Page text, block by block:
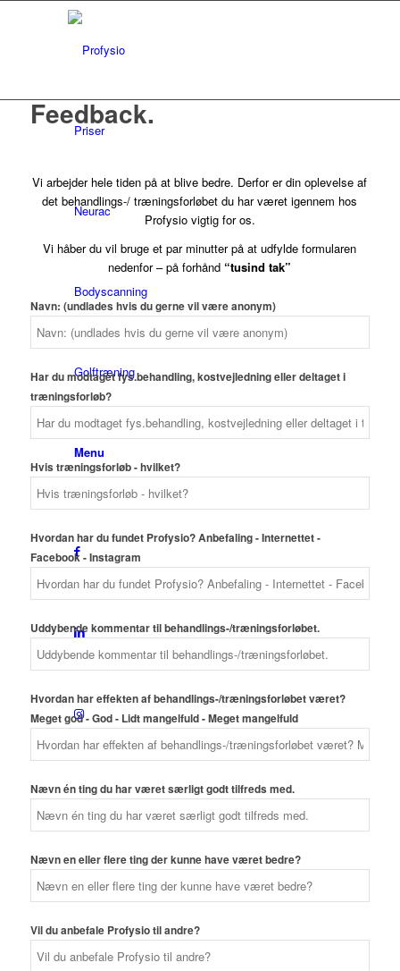
Priser
Neurac
Bodyscanning
Golftræning
Menu
Feedback.
Vi arbejder hele tiden på at blive bedre. Derfor er din oplevelse af
det behandlings-/ træningsforløbet du har været igennem hos
Profysio vigtig for os.
Vi håber du vil bruge et par minutter på at udfylde formularen
nedenfor – på forhånd “tusind tak”
Navn: (undlades hvis du gerne vil være anonym)
Har du modtaget fys.behandling, kostvejledning eller deltaget i
træningsforløb?
Hvis træningsforløb - hvilket?
Hvordan har du fundet Profysio? Anbefaling - Internettet -
Facebook - Instagram
Uddybende kommentar til behandlings-/træningsforløbet.
Hvordan har effekten af behandlings-/træningsforløbet været?
Meget god - God - Lidt mangelfuld - Meget mangelfuld
Nævn én ting du har været særligt godt tilfreds med.
Nævn en eller flere ting der kunne have været bedre?
Vil du anbefale Profysio til andre?